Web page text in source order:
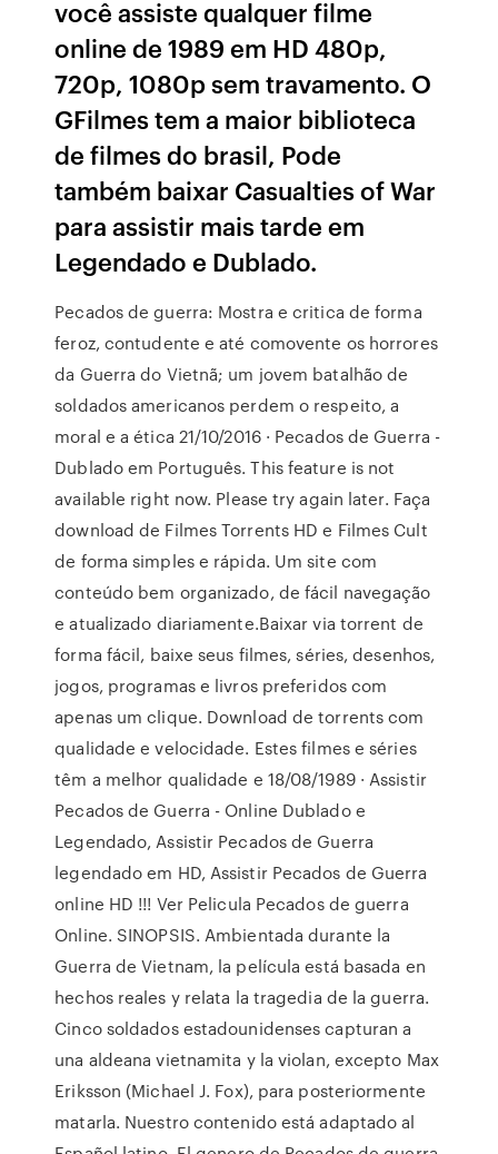
você assiste qualquer filme
online de 1989 em HD 480p,
720p, 1080p sem travamento. O
GFilmes tem a maior biblioteca
de filmes do brasil, Pode
também baixar Casualties of War
para assistir mais tarde em
Legendado e Dublado.
Pecados de guerra: Mostra e critica de forma
feroz, contudente e até comovente os horrores
da Guerra do Vietnã; um jovem batalhão de
soldados americanos perdem o respeito, a
moral e a ética 21/10/2016 · Pecados de Guerra -
Dublado em Português. This feature is not
available right now. Please try again later. Faça
download de Filmes Torrents HD e Filmes Cult
de forma simples e rápida. Um site com
conteúdo bem organizado, de fácil navegação
e atualizado diariamente.Baixar via torrent de
forma fácil, baixe seus filmes, séries, desenhos,
jogos, programas e livros preferidos com
apenas um clique. Download de torrents com
qualidade e velocidade. Estes filmes e séries
têm a melhor qualidade e 18/08/1989 · Assistir
Pecados de Guerra - Online Dublado e
Legendado, Assistir Pecados de Guerra
legendado em HD, Assistir Pecados de Guerra
online HD !!! Ver Pelicula Pecados de guerra
Online. SINOPSIS. Ambientada durante la
Guerra de Vietnam, la película está basada en
hechos reales y relata la tragedia de la guerra.
Cinco soldados estadounidenses capturan a
una aldeana vietnamita y la violan, excepto Max
Eriksson (Michael J. Fox), para posteriormente
matarla. Nuestro contenido está adaptado al